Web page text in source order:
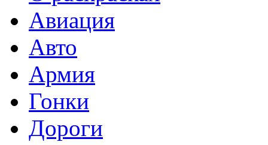
Авиация
Авто
Армия
Гонки
Дороги